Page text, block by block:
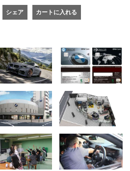
シェア カートに入れる